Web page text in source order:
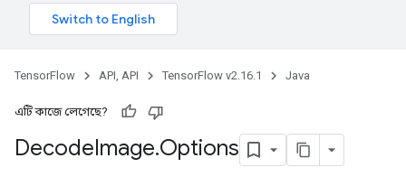
TensorFlow API, API TensorFlow v2.16.1 Java
এটি কাজে লেগেছে?
DecodeImage.Options